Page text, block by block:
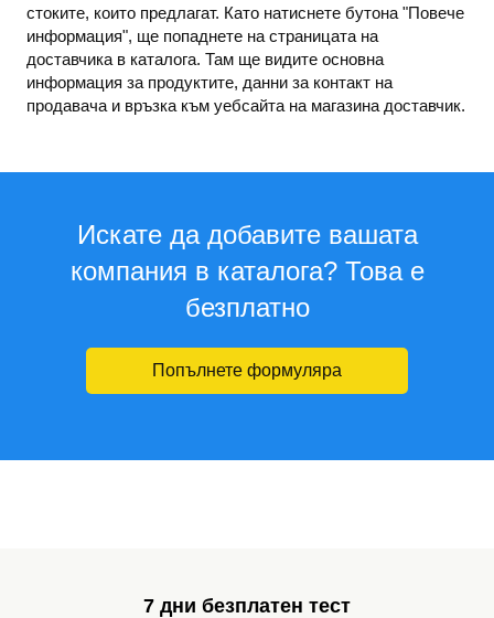
стоките, които предлагат. Като натиснете бутона "Повече
информация", ще попаднете на страницата на
доставчика в каталога. Там ще видите основна
информация за продуктите, данни за контакт на
продавача и връзка към уебсайта на магазина доставчик.
Искате да добавите вашата
компания в каталога? Това е
безплатно
Попълнете формуляра
7 дни безплатен тест